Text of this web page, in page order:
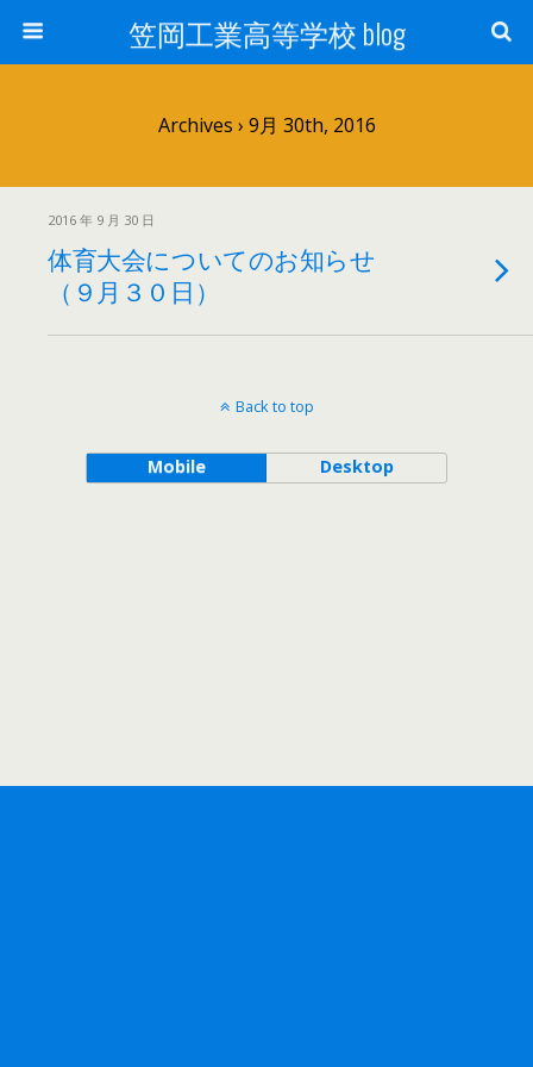
笠岡工業高等学校 blog
Archives › 9月 30th, 2016
2016 年 9 月 30 日
体育大会についてのお知らせ
（９月３０日）
Back to top
Mobile Desktop